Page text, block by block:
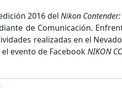
2016 delNikon
de Comunicación.
realizadas en el
evento de FacebookNIKON